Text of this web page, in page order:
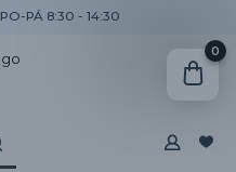
PO-PÁ 8:30 - 14:30
0